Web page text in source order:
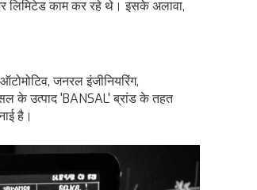
काम कर रहे थे। इसके अलावा,
जनरल इंजीनियरिंग,
के उत्पाद 'BANSAL' ब्रांड के तहत
है।